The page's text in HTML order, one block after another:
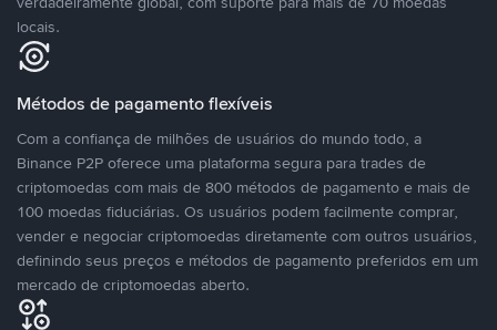
locais.
Métodos de pagamento flexíveis
Com a confiança de milhões de usuários do mundo todo, a
Binance P2P oferece uma plataforma segura para trades de
criptomoedas com mais de 800 métodos de pagamento e mais de
100 moedas fiduciárias. Os usuários podem facilmente comprar,
vender e negociar criptomoedas diretamente com outros usuários,
definindo seus preços e métodos de pagamento preferidos em um
mercado de criptomoedas aberto.